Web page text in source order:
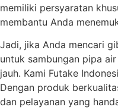
memiliki persyaratan
membantu Anda
Jadi, jika Anda mencari
untuk sambungan pipa
jauh. Kami Futake
Dengan produk
dan pelayanan yang